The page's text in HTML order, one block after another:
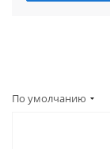
По умолчанию